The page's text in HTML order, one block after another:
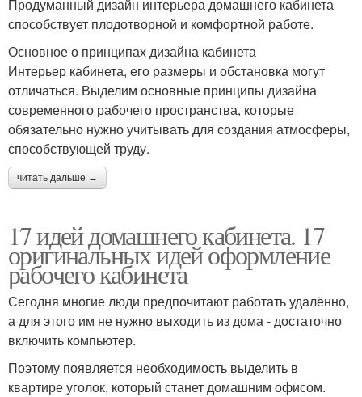
Продуманный дизайн интерьера домашнего кабинета
способствует плодотворной и комфортной работе.
Основное о принципах дизайна кабинета
Интерьер кабинета, его размеры и обстановка могут
отличаться. Выделим основные принципы дизайна
современного рабочего пространства, которые
обязательно нужно учитывать для создания атмосферы,
способствующей труду.
читать дальше →
17 идей домашнего кабинета. 17
оригинальных идей оформление
рабочего кабинета
Сегодня многие люди предпочитают работать удалённо,
а для этого им не нужно выходить из дома - достаточно
включить компьютер.
Поэтому появляется необходимость выделить в
квартире уголок, который станет домашним офисом.